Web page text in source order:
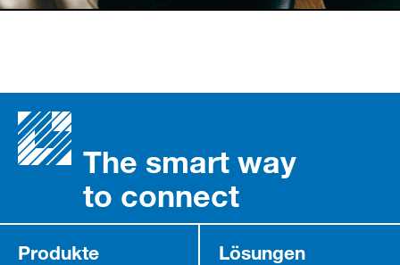
The smart way
to connect
Produkte Lösungen